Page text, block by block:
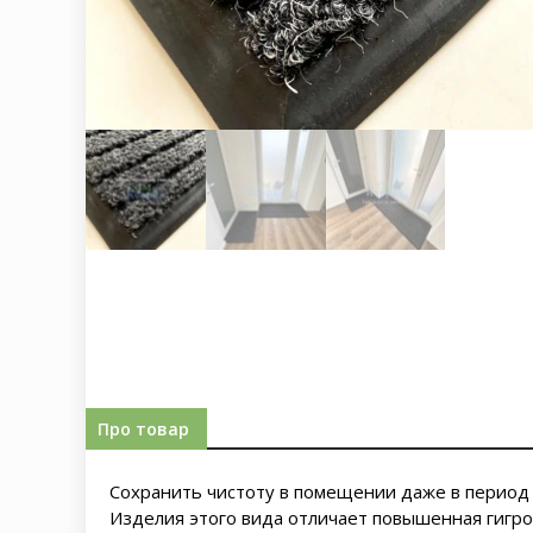
Про товар
Сохранить чистоту в помещении даже в
Изделия этого вида отличает повышенная